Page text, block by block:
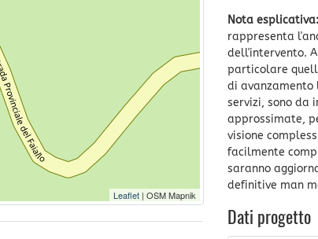
Leaflet| OSM Mapnik
Nota esplicativa:
rappresenta
dell'intervento.
particolare
di
servizi, sono da
approssimate,
visione
facilmente
saranno
definitive man
Dati progetto